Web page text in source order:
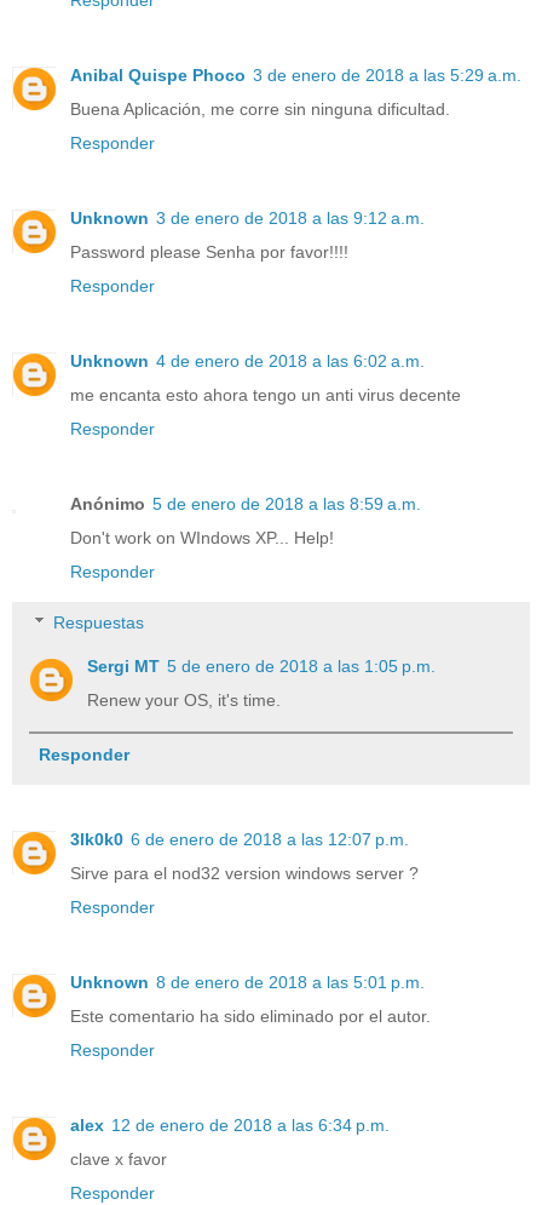
Anibal Quispe Phoco 3 de enero de 2018 a las 5:29 a.m.
Buena Aplicación, me corre sin ninguna dificultad.
Responder
Unknown 3 de enero de 2018 a las 9:12 a.m.
Password please Senha por favor!!!!
Responder
Unknown 4 de enero de 2018 a las 6:02 a.m.
me encanta esto ahora tengo un anti virus decente
Responder
Anónimo 5 de enero de 2018 a las 8:59 a.m.
Don't work on WIndows XP... Help!
Responder
Respuestas
Sergi MT 5 de enero de 2018 a las 1:05 p.m.
Renew your OS, it's time.
Responder
3lk0k0 6 de enero de 2018 a las 12:07 p.m.
Sirve para el nod32 version windows server ?
Responder
Unknown 8 de enero de 2018 a las 5:01 p.m.
Este comentario ha sido eliminado por el autor.
Responder
alex 12 de enero de 2018 a las 6:34 p.m.
clave x favor
Responder